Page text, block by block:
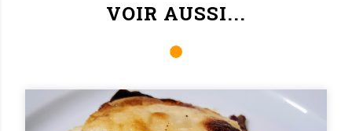
VOIR AUSSI...